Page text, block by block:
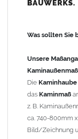
100mm
120mm
140mm
Andere
Sonderbohrung
Befestigung/Stützen
Kaminhaubewird
geliefert. Die
BAUWERKS.
Was sollten Sie
Unsere
Die Kaminhaube
das Kaminmaß
z. B.
ca. 740-800mm
Bild/Zeichnung